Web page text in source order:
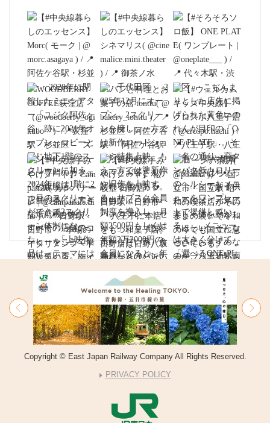
Copyright © East Japan Railway Company All Rights Reserved.
PRIVACY POLICY